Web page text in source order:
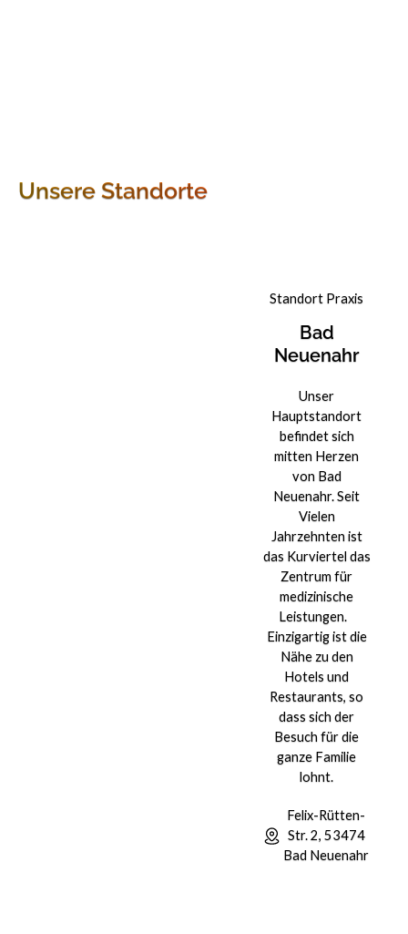
Unsere Standorte
Standort Praxis
Bad
Neuenahr
Unser
Hauptstandort
befindet sich
mitten Herzen
von Bad
Neuenahr. Seit
Vielen
Jahrzehnten ist
das Kurviertel das
Zentrum für
medizinische
Leistungen.
Einzigartig ist die
Nähe zu den
Hotels und
Restaurants, so
dass sich der
Besuch für die
ganze Familie
lohnt.
Felix-Rütten-
Str. 2, 53474
Bad Neuenahr